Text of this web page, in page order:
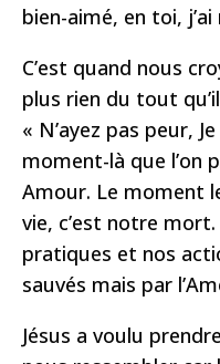
bien-aimé, en toi,
C’est quand nous
plus rien du tout
« N’ayez pas peur,
moment-là que l’on
Amour. Le moment
vie, c’est notre mort.
pratiques et nos
sauvés mais par
Jésus a voulu